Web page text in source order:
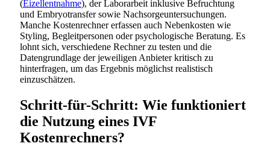
(Eizellentnahme), der Laborarbeit inklusive Befruchtung
und Embryotransfer sowie Nachsorgeuntersuchungen.
Manche Kostenrechner erfassen auch Nebenkosten wie
Styling, Begleitpersonen oder psychologische Beratung. Es
lohnt sich, verschiedene Rechner zu testen und die
Datengrundlage der jeweiligen Anbieter kritisch zu
hinterfragen, um das Ergebnis möglichst realistisch
einzuschätzen.
Schritt-für-Schritt: Wie funktioniert
die Nutzung eines IVF
Kostenrechners?